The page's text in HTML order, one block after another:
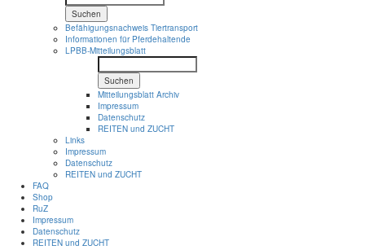
Suchen
Befähigungsnachweis Tiertransport
Informationen für Pferdehaltende
LPBB-Mitteilungsblatt
Suchen
Mitteilungsblatt Archiv
Impressum
Datenschutz
REITEN und ZUCHT
Links
Impressum
Datenschutz
REITEN und ZUCHT
FAQ
Shop
RuZ
Impressum
Datenschutz
REITEN und ZUCHT